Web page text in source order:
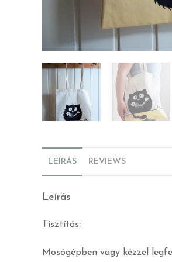
LEÍRÁS REVIEWS
Leírás
Tisztítás:
Mosógépben vagy kézzel